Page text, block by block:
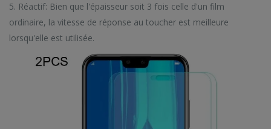
5. Réactif: Bien que l'épaisseur soit 3 fois celle d'un film
ordinaire, la vitesse de réponse au toucher est meilleure
lorsqu'elle est utilisée.